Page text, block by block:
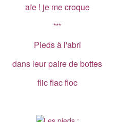
aïe ! je me croque
***
Pieds à l'abri
dans leur paire de bottes
flic flac floc